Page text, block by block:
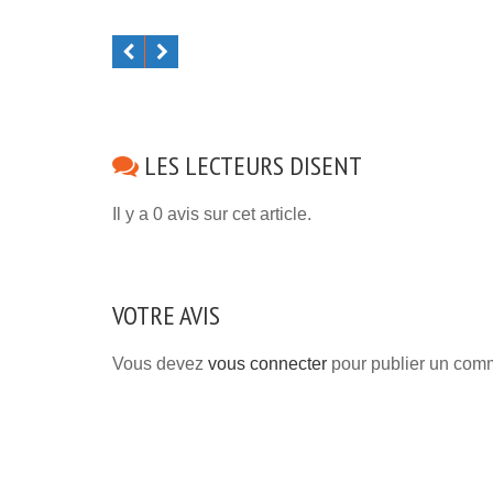
LES LECTEURS DISENT
Il y a 0 avis sur cet article.
VOTRE AVIS
Vous devez vous connecter pour publier un